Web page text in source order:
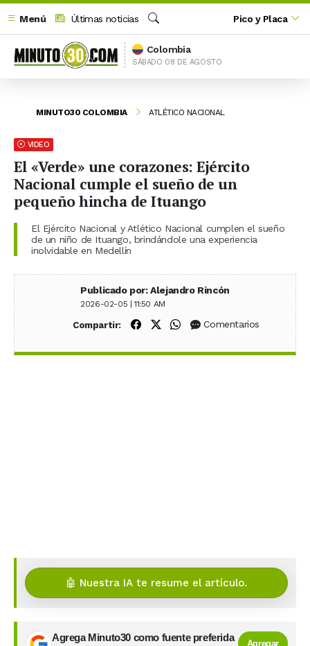
Menú
Últimas noticias
Buscar
Pico y Placa
Colombia
SÁBADO 08 DE AGOSTO
MINUTO30 COLOMBIA ATLÉTICO NACIONAL
VIDEO
El «Verde» une corazones: Ejército
Nacional cumple el sueño de un
pequeño hincha de Ituango
El Ejército Nacional y Atlético Nacional cumplen el sueño
de un niño de Ituango, brindándole una experiencia
inolvidable en Medellín
Publicado por: Alejandro Rincón
2026-02-05 | 11:50 AM
Compartir: Compartir en Facebook
Compartir en X (Twitter)
Compartir en WhatsApp
Comentarios
🤖 Nuestra IA te resume el artículo.
Agrega Minuto30 como fuente preferida
Agregar